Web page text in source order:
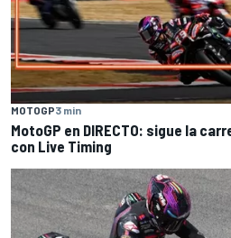
MOTOGP3 min
MotoGP en DIRECTO: sigue la
con Live Timing